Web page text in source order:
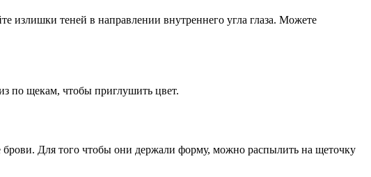
излишки теней в направлении внутреннего угла глаза. Можете
по щекам, чтобы приглушить цвет.
Для того чтобы они держали форму, можно распылить на щеточку